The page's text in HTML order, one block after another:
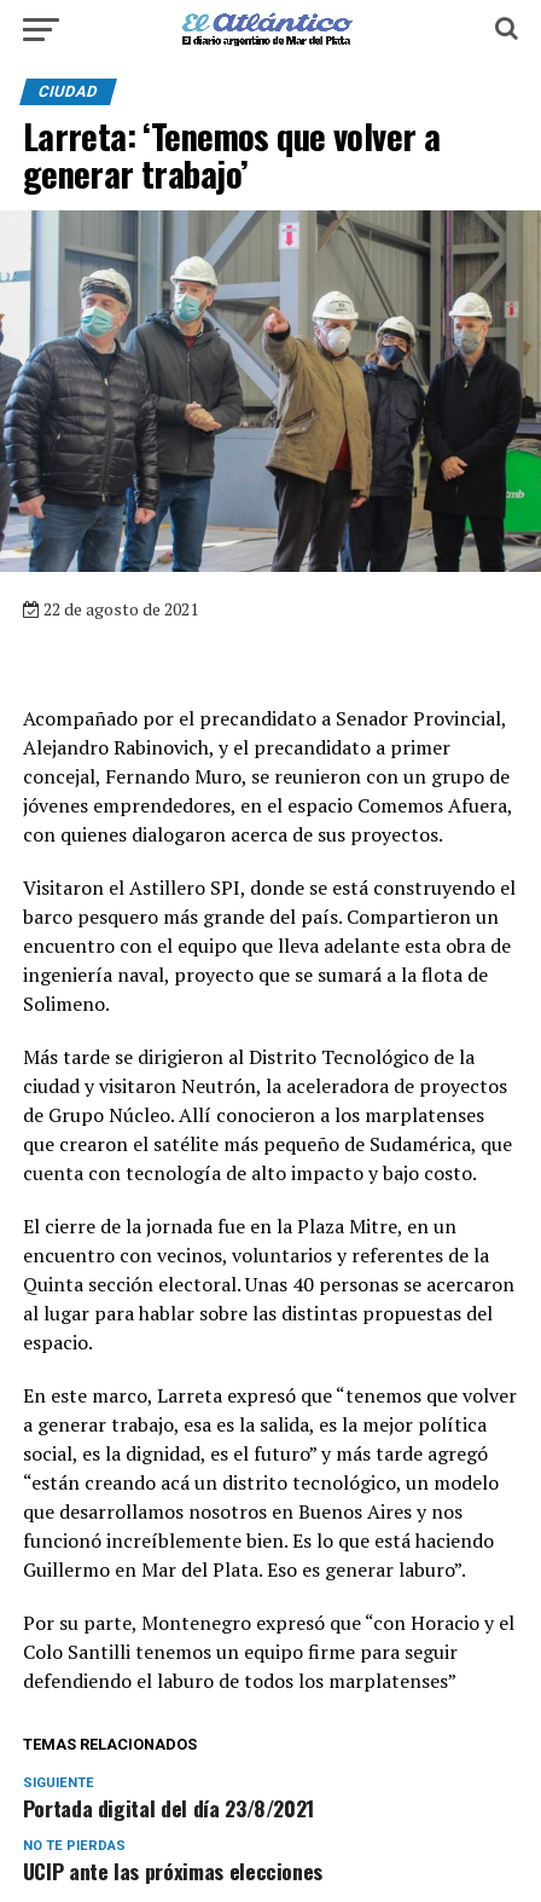
CIUDAD
Larreta: ‘Tenemos que volver a
generar trabajo’
22 de agosto de 2021
Acompañado por el precandidato a Senador Provincial,
Alejandro Rabinovich, y el precandidato a primer
concejal, Fernando Muro, se reunieron con un grupo de
jóvenes emprendedores, en el espacio Comemos Afuera,
con quienes dialogaron acerca de sus proyectos.
Visitaron el Astillero SPI, donde se está construyendo el
barco pesquero más grande del país. Compartieron un
encuentro con el equipo que lleva adelante esta obra de
ingeniería naval, proyecto que se sumará a la flota de
Solimeno.
Más tarde se dirigieron al Distrito Tecnológico de la
ciudad y visitaron Neutrón, la aceleradora de proyectos
de Grupo Núcleo. Allí conocieron a los marplatenses
que crearon el satélite más pequeño de Sudamérica, que
cuenta con tecnología de alto impacto y bajo costo.
El cierre de la jornada fue en la Plaza Mitre, en un
encuentro con vecinos, voluntarios y referentes de la
Quinta sección electoral. Unas 40 personas se acercaron
al lugar para hablar sobre las distintas propuestas del
espacio.
En este marco, Larreta expresó que “tenemos que volver
a generar trabajo, esa es la salida, es la mejor política
social, es la dignidad, es el futuro” y más tarde agregó
“están creando acá un distrito tecnológico, un modelo
que desarrollamos nosotros en Buenos Aires y nos
funcionó increíblemente bien. Es lo que está haciendo
Guillermo en Mar del Plata. Eso es generar laburo”.
Por su parte, Montenegro expresó que “con Horacio y el
Colo Santilli tenemos un equipo firme para seguir
defendiendo el laburo de todos los marplatenses”
TEMAS RELACIONADOS
SIGUIENTE
Portada digital del día 23/8/2021
NO TE PIERDAS
UCIP ante las próximas elecciones